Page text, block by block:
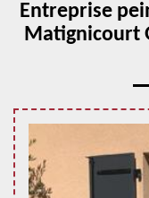
Entreprise
Matignicourt